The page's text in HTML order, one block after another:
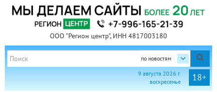
ООО "Регион центр", ИНН 4817003180
по новостям
18+
9 августа 2026 г.
воскресенье